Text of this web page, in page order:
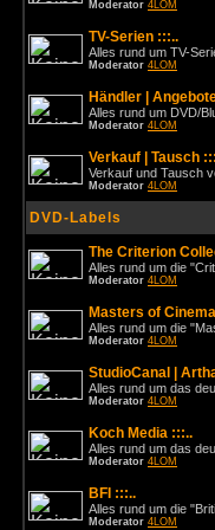
Moderator 4LOM
TV-Serien :::..
Alles rund um TV-
Moderator 4LOM
Händler |
Alles rund um DVD/
Moderator 4LOM
Verkauf | Tausch
Verkauf und Tausch
Moderator 4LOM
DVD-Labels
The Criterion
Alles rund um die
Moderator 4LOM
Masters of
Alles rund um die
Moderator 4LOM
StudioCanal |
Alles rund um das
Moderator 4LOM
Koch Media :::..
Alles rund um das
Moderator 4LOM
BFI :::..
Alles rund um die
Moderator 4LOM